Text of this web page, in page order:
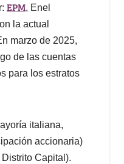
EPM, Enel
la actual
marzo de 2025,
de las cuentas
para los estratos
italiana,
accionaria)
Capital).